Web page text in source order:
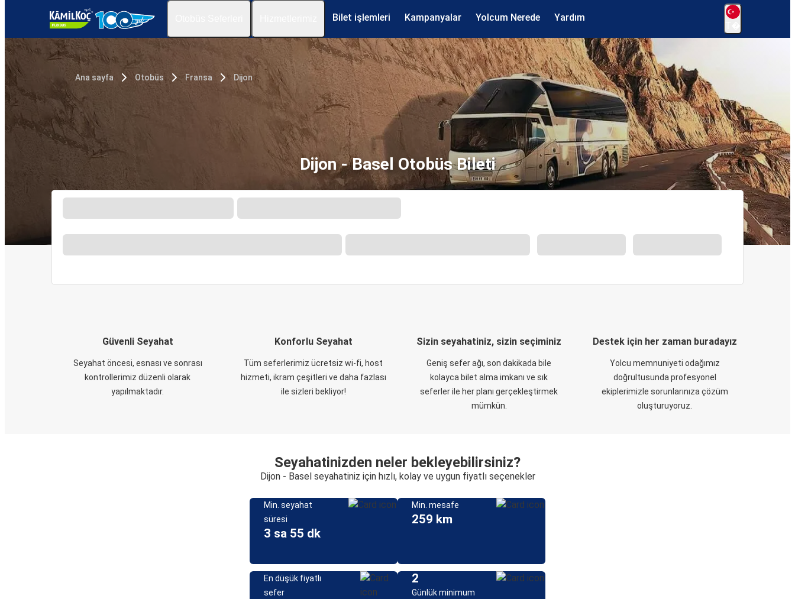
Bilet işlemleri Kampanyalar Yolcum Nerede Yardım
Ana sayfa Otobüs Fransa Dijon
Dijon - Basel Otobüs Bileti
Güvenli Seyahat
Seyahat öncesi, esnası ve sonrası
kontrollerimiz düzenli olarak
yapılmaktadır.
Konforlu Seyahat
Tüm seferlerimiz ücretsiz wi-fi, host
hizmeti, ikram çeşitleri ve daha fazlası
ile sizleri bekliyor!
Sizin seyahatiniz, sizin seçiminiz
Geniş sefer ağı, son dakikada bile
kolayca bilet alma imkanı ve sık
seferler ile her planı gerçekleştirmek
mümkün.
Destek için her zaman buradayız
Yolcu memnuniyeti odağımız
doğrultusunda profesyonel
ekiplerimizle sorunlarınıza çözüm
oluşturuyoruz.
Seyahatinizden neler bekleyebilirsiniz?
Dijon - Basel seyahatiniz için hızlı, kolay ve uygun fiyatlı seçenekler
Min. seyahat
süresi
3 sa 55 dk
Min. mesafe
259 km
En düşük fiyatlı
sefer
2
Günlük minimum